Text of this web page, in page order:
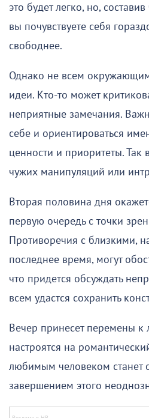
это будет легко, но,
вы почувствуете себя
свободнее.
Однако не всем
идеи. Кто-то может
неприятные замечания.
себе и ориентироваться
ценности и приоритеты. Так
чужих манипуляций или
Вторая половина дня
первую очередь с точки
Противоречия с близкими,
последнее время, могут
что придется обсуждать
всем удастся сохранить
Вечер принесет перемены к
настроятся на
любимым человеком станет
завершением этого